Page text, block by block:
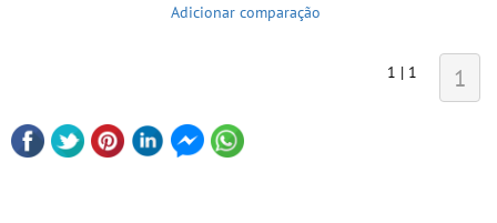
Adicionar comparação
1 | 1 1